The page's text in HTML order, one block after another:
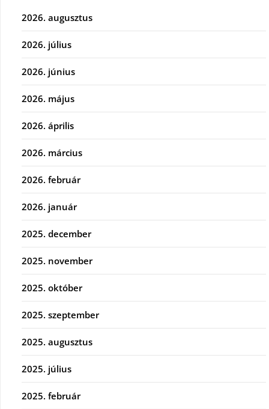
2026. augusztus
2026. július
2026. június
2026. május
2026. április
2026. március
2026. február
2026. január
2025. december
2025. november
2025. október
2025. szeptember
2025. augusztus
2025. július
2025. február